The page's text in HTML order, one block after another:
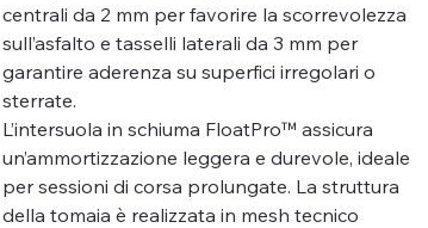
centrali da 2 mm per favorire la scorrevolezza
sull’asfalto e tasselli laterali da 3 mm per
garantire aderenza su superfici irregolari o
sterrate.
L’intersuola in schiuma FloatPro™ assicura
un’ammortizzazione leggera e durevole, ideale
per sessioni di corsa prolungate. La struttura
della tomaia è realizzata in mesh tecnico